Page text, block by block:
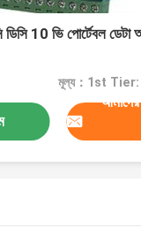
ডিসি 10 ভি পোর্টেবল
আমাদের